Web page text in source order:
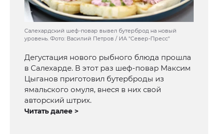
Салехардский шеф-повар вывел бутерброд на новый
уровень. Фото: Василий Петров / ИА "Север-Пресс"
Дегустация нового рыбного блюда прошла
в Салехарде. В этот раз шеф-повар Максим
Цыганов приготовил бутерброды из
ямальского омуля, внеся в них свой
авторский штрих.
Читать далее >